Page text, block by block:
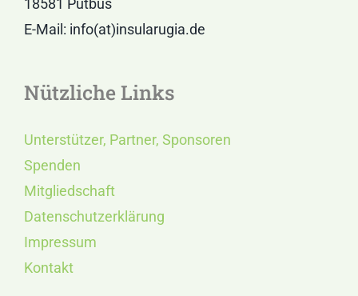
E-Mail: info(at)insularugia.de
Nützliche Links
Unterstützer, Partner, Sponsoren
Spenden
Mitgliedschaft
Datenschutzerklärung
Impressum
Kontakt